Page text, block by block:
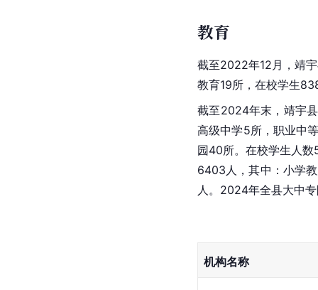
教育
截至2022年12月，靖
教育19所，在校学生
截至2024年末，靖宇
高级中学5所，职业中
园40所。在校学生人
6403人，其中：小学
人。2024年全县大中
机构名称